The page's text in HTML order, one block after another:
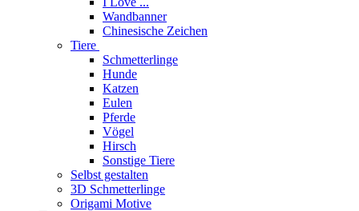
Wandbanner
Chinesische Zeichen
Tiere
Schmetterlinge
Hunde
Katzen
Eulen
Pferde
Vögel
Hirsch
Sonstige Tiere
Selbst gestalten
3D Schmetterlinge
Origami Motive